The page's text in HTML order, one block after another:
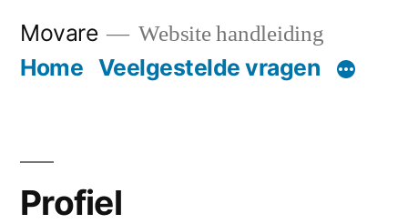
Movare Website handleiding
Home Veelgestelde vragen
Profiel